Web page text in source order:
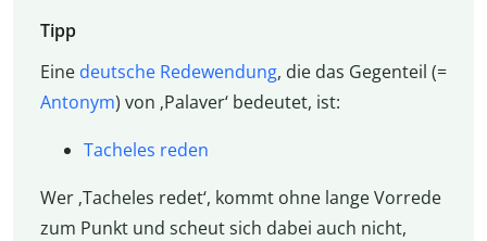
Tipp
Eine deutsche Redewendung, die das Gegenteil (=
Antonym) von ‚Palaver‘ bedeutet, ist:
Tacheles reden
Wer ‚Tacheles redet‘, kommt ohne lange Vorrede
zum Punkt und scheut sich dabei auch nicht,